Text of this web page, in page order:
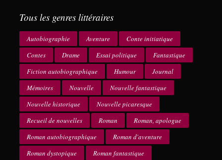
Tous les genres littéraires
Autobiographie Aventure
Conte initiatique
Contes
Drame Essai politique
Fantastique
Fiction autobiographique
Humour
Journal
Mémoires
Nouvelle
Nouvelle fantastique
Nouvelle historique
Nouvelle picaresque
Recueil de nouvelles
Roman
Roman, apologue
Roman autobiographique
Roman d'aventure
Roman dystopique
Roman fantastique